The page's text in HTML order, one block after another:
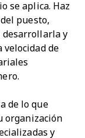
se aplica. Haz
puesto,
desarrollarla y
de
de lo que
organización
y